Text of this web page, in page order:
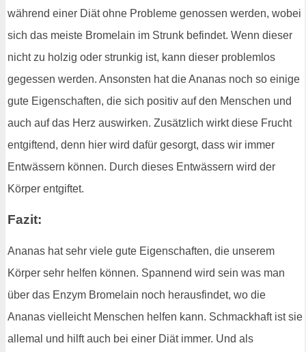
während einer Diät ohne Probleme genossen werden, wobei
sich das meiste Bromelain im Strunk befindet. Wenn dieser
nicht zu holzig oder strunkig ist, kann dieser problemlos
gegessen werden. Ansonsten hat die Ananas noch so einige
gute Eigenschaften, die sich positiv auf den Menschen und
auch auf das Herz auswirken. Zusätzlich wirkt diese Frucht
entgiftend, denn hier wird dafür gesorgt, dass wir immer
Entwässern können. Durch dieses Entwässern wird der
Körper entgiftet.
Fazit:
Ananas hat sehr viele gute Eigenschaften, die unserem
Körper sehr helfen können. Spannend wird sein was man
über das Enzym Bromelain noch herausfindet, wo die
Ananas vielleicht Menschen helfen kann. Schmackhaft ist sie
allemal und hilft auch bei einer Diät immer. Und als